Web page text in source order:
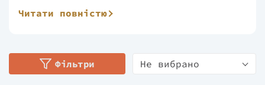
еволюцію глобальної системи? Який
цієї серії. Ви, напевно, вже
зрозуміли, що #PROScience — це книжки
Читати повністю
Фільтри Не вибрано